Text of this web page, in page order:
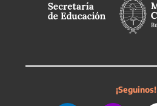
¡Seguinos!